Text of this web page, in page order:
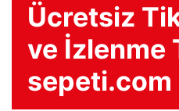
Ücretsiz
ve İzlenme
sepeti.com